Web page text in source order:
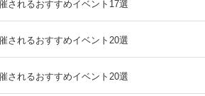
されるおすすめイベント17選
されるおすすめイベント20選
されるおすすめイベント20選